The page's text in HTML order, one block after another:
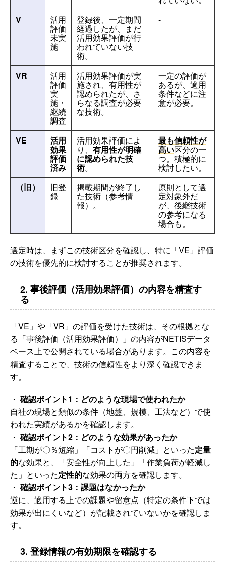
V
活用
評価
未実
施
登録後、一定期間
経過したが、まだ
活用効果評価が行
われていない技
術。
-
VR 活用
評価
実
施・
継続
調査
活用効果評価が実
施され、有用性が
認められたが、さ
らなる調査が必要
な技術。
一定の評価が
あるが、適用
条件などに注
意が必要。
VE 活用
効果
評価
済み
活用効果評価によ
り、 有用性が明確
に認められた技
術。
最も信頼性が
高い区分の一
つ。積極的に
検討したい。
（旧）
旧登
録
掲載期間が終了し
た技術（参考情
報）。
原則として選
定対象外だ
が、後継技術
の参考になる
場合も。
選定時は、まずこの技術区分を確認し、特に「VE」評価
の技術を優先的に検討することが推奨されます。
2. 事後評価（活用効果評価）の内容を精査す
る
「VE」や「VR」の評価を受けた技術は、その根拠とな
る「事後評価（活用効果評価）」の内容がNETISデータ
ベース上で公開されている場合があります。この内容を
精査することで、技術の信頼性をより深く確認できま
す。
・ 確認ポイント1：どのような現場で使われたか
自社の現場と類似の条件（地盤、規模、工法など）で使
われた実績があるかを確認します。
・ 確認ポイント2：どのような効果があったか
「工期が〇％短縮」「コストが〇円削減」といった定量
的な効果と、「安全性が向上した」「作業負荷が軽減し
た」といった定性的な効果の両方を確認します。
・ 確認ポイント3：課題はなかったか
逆に、適用する上での課題や留意点（特定の条件下では
効果が出にくいなど）が記載されていないかを確認しま
す。
3. 登録情報の有効期限を確認する